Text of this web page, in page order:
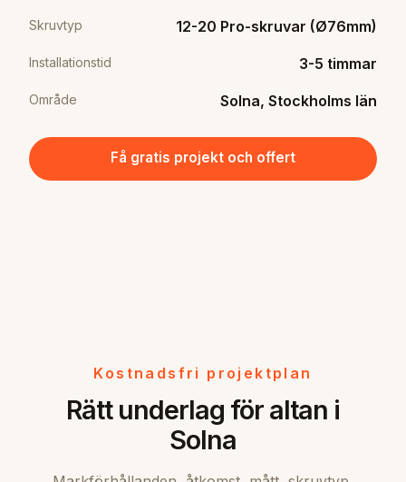
Skruvtyp 12-20 Pro-skruvar (Ø76mm)
Installationstid 3-5 timmar
Område Solna, Stockholms län
Få gratis projekt och offert
Kostnadsfri projektplan
Rätt underlag för altan i
Solna